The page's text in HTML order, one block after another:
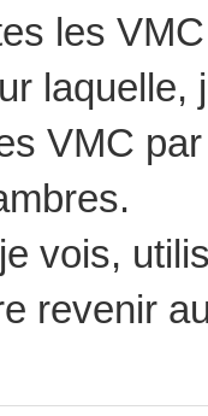
les
VMC
vois,
revenir